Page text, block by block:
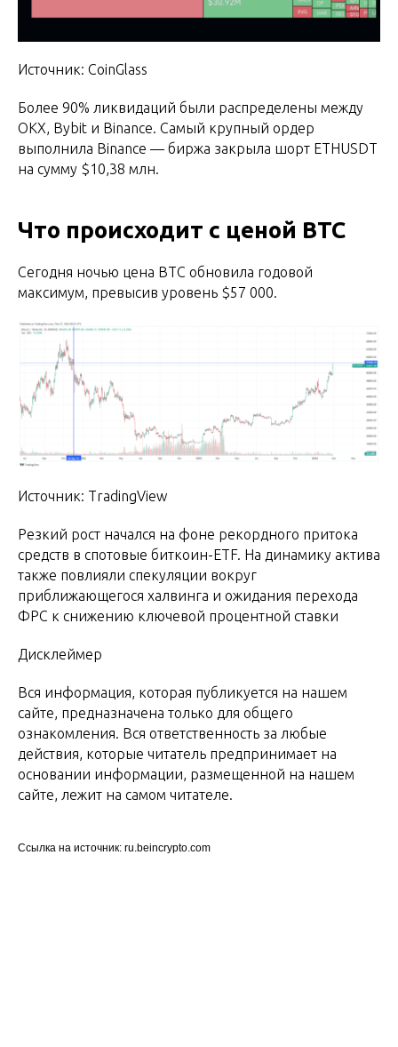
Источник: CoinGlass
Более 90% ликвидаций были распределены между
OKX, Bybit и Binance. Самый крупный ордер
выполнила Binance — биржа закрыла шорт ETHUSDT
на сумму $10,38 млн.
Что происходит с ценой BTC
Сегодня ночью цена BTC обновила годовой
максимум, превысив уровень $57 000.
Источник: TradingView
Резкий рост начался на фоне рекордного притока
средств в спотовые биткоин-ETF. На динамику актива
также повлияли спекуляции вокруг
приближающегося халвинга и ожидания перехода
ФРС к снижению ключевой процентной ставки
Дисклеймер
Вся информация, которая публикуется на нашем
сайте, предназначена только для общего
ознакомления. Вся ответственность за любые
действия, которые читатель предпринимает на
основании информации, размещенной на нашем
сайте, лежит на самом читателе.
Ссылка на источник: ru.beincrypto.com